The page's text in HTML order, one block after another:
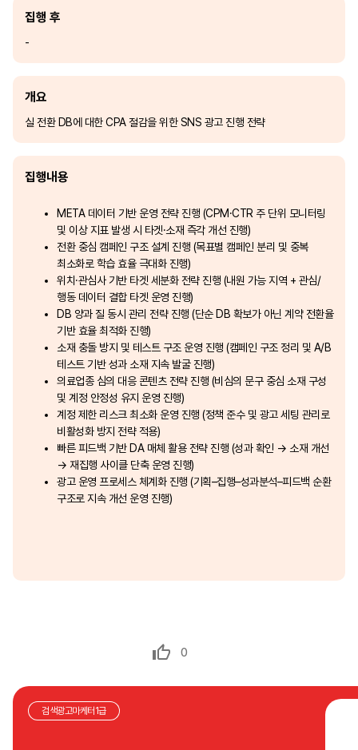
집행 후
-
개요
실 전환 DB에 대한 CPA 절감을 위한 SNS 광고 진행 전략
집행내용
META 데이터 기반 운영 전략 진행 (CPM·CTR 주 단위 모니터링
및 이상 지표 발생 시 타겟·소재 즉각 개선 진행)
전환 중심 캠페인 구조 설계 진행 (목표별 캠페인 분리 및 중복
최소화로 학습 효율 극대화 진행)
위치·관심사 기반 타겟 세분화 전략 진행 (내원 가능 지역 + 관심/
행동 데이터 결합 타겟 운영 진행)
DB 양과 질 동시 관리 전략 진행 (단순 DB 확보가 아닌 계약 전환율
기반 효율 최적화 진행)
소재 충돌 방지 및 테스트 구조 운영 진행 (캠페인 구조 정리 및 A/B
테스트 기반 성과 소재 지속 발굴 진행)
의료업종 심의 대응 콘텐츠 전략 진행 (비심의 문구 중심 소재 구성
및 계정 안정성 유지 운영 진행)
계정 제한 리스크 최소화 운영 진행 (정책 준수 및 광고 세팅 관리로
비활성화 방지 전략 적용)
빠른 피드백 기반 DA 매체 활용 전략 진행 (성과 확인 → 소재 개선
→ 재집행 사이클 단축 운영 진행)
광고 운영 프로세스 체계화 진행 (기획–집행–성과분석–피드백 순환
구조로 지속 개선 운영 진행)
0
검색광고마케터1급